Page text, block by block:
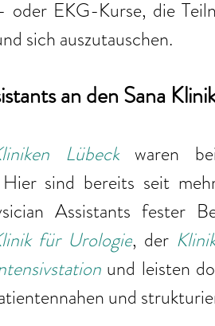
EKG-Kurse, die
sich auszutauschen.
an den Sana
Lübeck waren
sind bereits seit
Assistants fester
für Urologie, der
und leisten
und